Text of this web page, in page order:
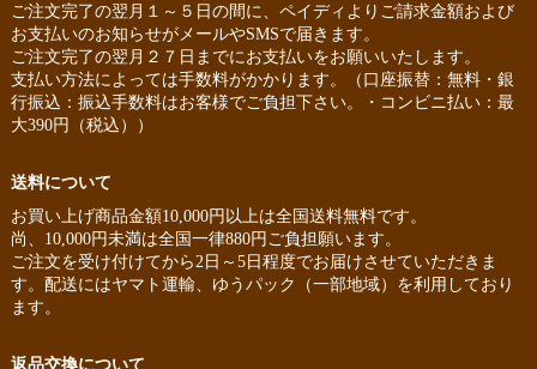
ご注文完了の翌月１～５日の間に、ペイディよりご請求金額および
お支払いのお知らせがメールやSMSで届きます。
ご注文完了の翌月２７日までにお支払いをお願いいたします。
支払い方法によっては手数料がかかります。（口座振替：無料・銀
行振込：振込手数料はお客様でご負担下さい。・コンビニ払い：最
大390円（税込））
送料について
お買い上げ商品金額10,000円以上は全国送料無料です。
尚、10,000円未満は全国一律880円ご負担願います。
ご注文を受け付けてから2日～5日程度でお届けさせていただきま
す。配送にはヤマト運輸、ゆうパック（一部地域）を利用しており
ます。
返品交換について